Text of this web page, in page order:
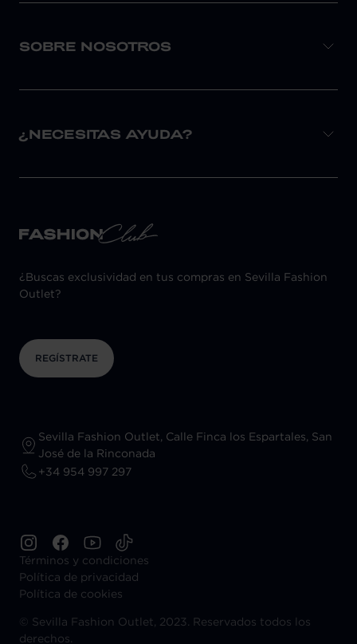
SOBRE NOSOTROS
¿NECESITAS AYUDA?
¿Buscas exclusividad en tus compras en Sevilla Fashion
Outlet?
REGÍSTRATE
Sevilla Fashion Outlet, Calle Finca los Espartales, San
José de la Rinconada
+34 954 997 297
Términos y condiciones
Política de privacidad
Política de cookies
© Sevilla Fashion Outlet, 2023. Reservados todos los
derechos.